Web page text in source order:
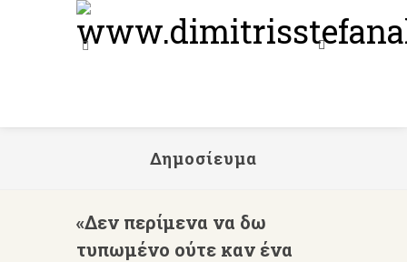
Δημοσίευμα
«Δεν περίμενα να δω
τυπωμένο ούτε καν ένα